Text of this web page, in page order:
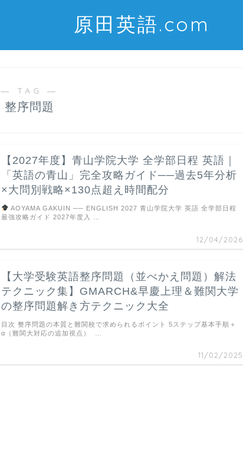
原田英語.com
― TAG ―
整序問題
【2027年度】青山学院大学 全学部日程 英語｜
「英語の青山」完全攻略ガイド──過去5年分析
×大問別戦略×130点超え時間配分
12/04/2026
AOYAMA GAKUIN ── ENGLISH 2027 青山学院大学 英語 全学部日程
最強攻略ガイド 2027年度入 …
【大学受験英語整序問題（並べかえ問題）解法
テクニック集】GMARCH&早慶上理＆難関大学
の整序問題解き方テクニック大全
11/02/2025
目次 整序問題の本質と難関校で求められるポイント 5ステップ基本手順＋
α（難関大対応の追加視点） …